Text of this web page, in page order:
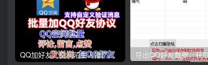
QQ加好友，空间陌生人推广引流协议软件，评论，点赞，留言，发布说说，陌生人访问留痕软件